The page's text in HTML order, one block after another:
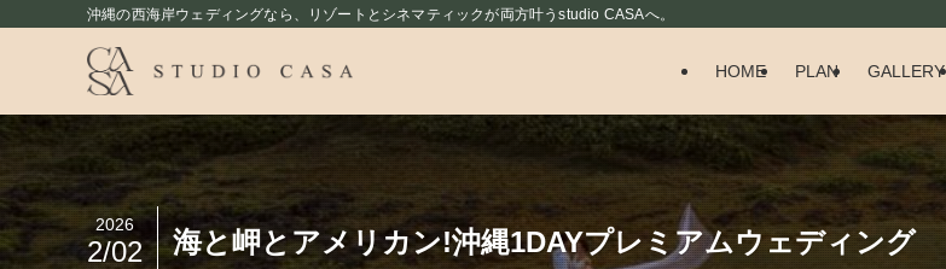
沖縄の西海岸ウェディングなら、リゾートとシネマティックが両方叶うstudio CASAへ。
HOME PLAN GALLERY
海と岬とアメリカン!沖縄1DAYプレミアムウェディング
2026
2/02